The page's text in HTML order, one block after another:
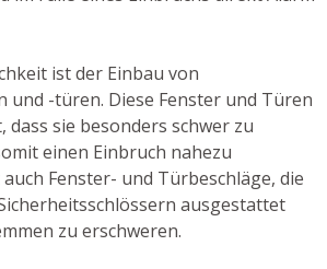
ist der Einbau von
und -türen. Diese Fenster und Türen
sie besonders schwer zu
einen Einbruch nahezu
Fenster- und Türbeschläge, die
ausgestattet
zu erschweren.